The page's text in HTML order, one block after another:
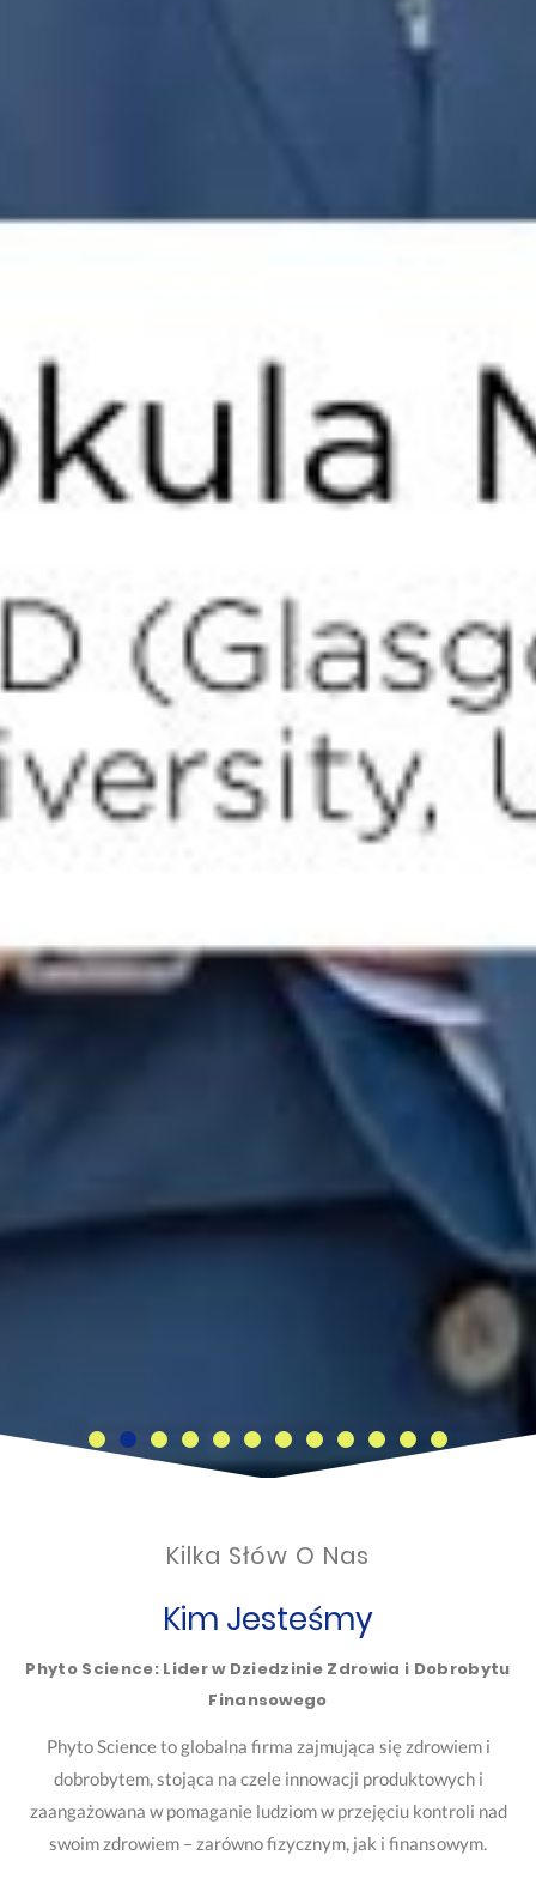
Kilka Słów O Nas
Kim Jesteśmy
Phyto Science: Lider w Dziedzinie Zdrowia i Dobrobytu
Finansowego
Phyto Science to globalna firma zajmująca się zdrowiem i
dobrobytem, stojąca na czele innowacji produktowych i
zaangażowana w pomaganie ludziom w przejęciu kontroli nad
swoim zdrowiem – zarówno fizycznym, jak i finansowym.